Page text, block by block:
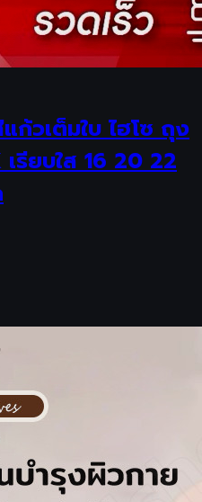
ก้วเต็มใบ ไฮโซ ถุง
รียบใส 16 20 22